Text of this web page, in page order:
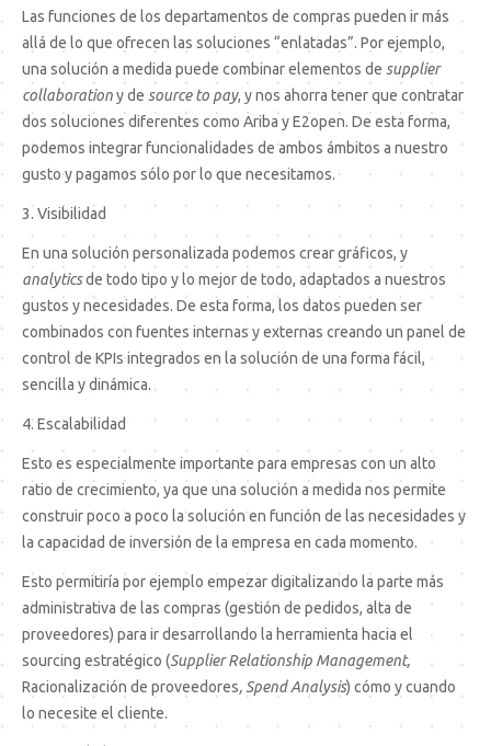
Las funciones de los departamentos de compras pueden ir más
allá de lo que ofrecen las soluciones “enlatadas”. Por ejemplo,
una solución a medida puede combinar elementos de supplier
collaborationy de source to pay, y nos ahorra tener que contratar
dos soluciones diferentes como Ariba y E2open. De esta forma,
podemos integrar funcionalidades de ambos ámbitos a nuestro
gusto y pagamos sólo por lo que necesitamos.
3. Visibilidad
En una solución personalizada podemos crear gráficos, y
analyticsde todo tipo y lo mejor de todo, adaptados a nuestros
gustos y necesidades. De esta forma, los datos pueden ser
combinados con fuentes internas y externas creando un panel de
control de KPIs integrados en la solución de una forma fácil,
sencilla y dinámica.
4. Escalabilidad
Esto es especialmente importante para empresas con un alto
ratio de crecimiento, ya que una solución a medida nos permite
construir poco a poco la solución en función de las necesidades y
la capacidad de inversión de la empresa en cada momento.
Esto permitiría por ejemplo empezar digitalizando la parte más
administrativa de las compras (gestión de pedidos, alta de
proveedores) para ir desarrollando la herramienta hacia el
sourcing estratégico (Supplier Relationship Management,
Racionalización de proveedores, Spend Analysis) cómo y cuando
lo necesite el cliente.